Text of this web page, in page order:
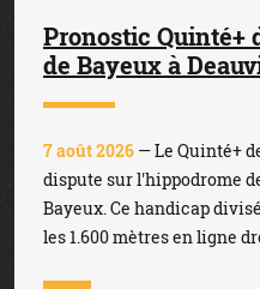
Pronostic Quinté+
de Bayeux à
7 août 2026 — Le Quinté+
dispute sur l'hippodrome
Bayeux. Ce handicap
les 1.600 mètres en ligne